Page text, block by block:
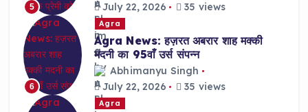
5
July 22, 2026
35 views
6
Agra
Agra News: हज़रत अबरार शाह मक्की
मदनी का 95वाँ उर्स संपन्न
Abhimanyu Singh
July 22, 2026
35 views
Agra